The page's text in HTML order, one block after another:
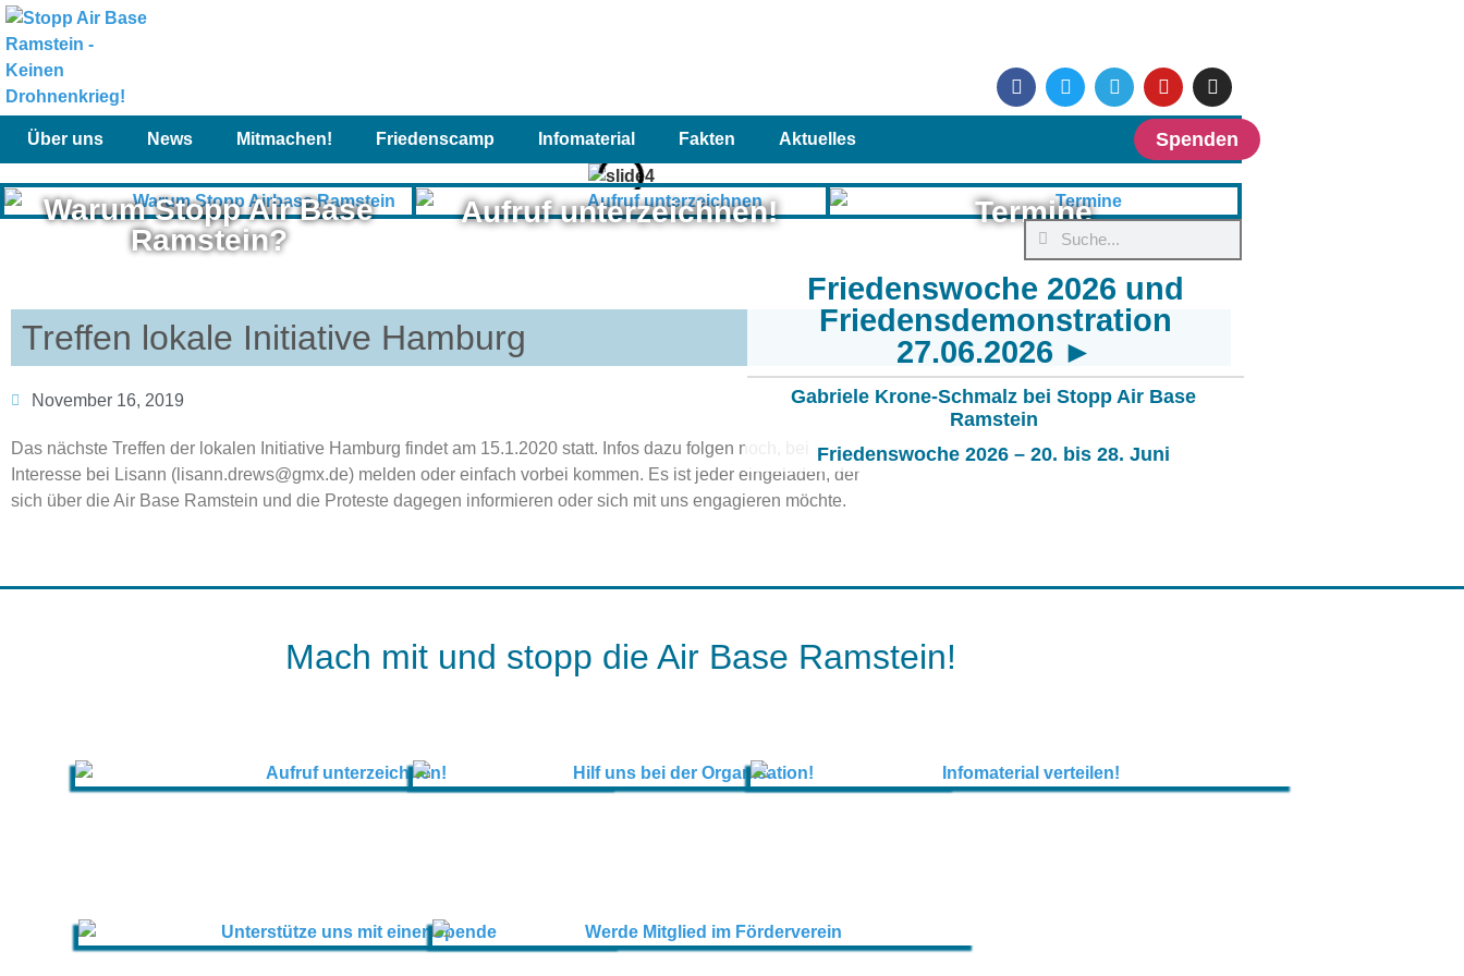
Spenden
Über uns News Mitmachen! Friedenscamp Infomaterial Fakten Aktuelles
Friedenswoche 2026 und
Friedensdemonstration
27.06.2026 ►
Gabriele Krone-Schmalz bei Stopp Air Base
Ramstein
Friedenswoche 2026 – 20. bis 28. Juni
Warum Stopp Air Base
Ramstein?
Aufruf unterzeichnen! Termine
Treffen lokale Initiative Hamburg
November 16, 2019
Das nächste Treffen der lokalen Initiative Hamburg findet am 15.1.2020 statt. Infos dazu folgen noch, bei
Interesse bei Lisann (lisann.drews@gmx.de) melden oder einfach vorbei kommen. Es ist jeder eingeladen, der
sich über die Air Base Ramstein und die Proteste dagegen informieren oder sich mit uns engagieren möchte.
Mach mit und stopp die Air Base Ramstein!